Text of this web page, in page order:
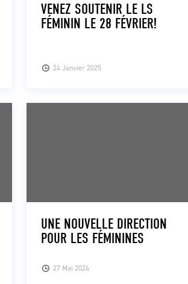
24 Janvier 2025
VENEZ SOUTENIR LE LS
FÉMININ LE 28 FÉVRIER!
27 Mai 2024
UNE NOUVELLE DIRECTION
POUR LES FÉMININES